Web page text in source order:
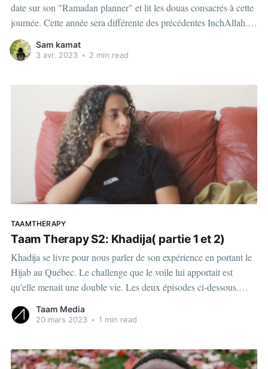
date sur son "Ramadan planner" et lit les douas consacrés à cette
journée. Cette année sera différente des précédentes InchAllah.
Cette année, elle espère que la lumière divine entrera dans son
coeur comme jamais auparavant.
Sam kamat
3 avr. 2023 • 2 min read
TAAMTHERAPY
Taam Therapy S2: Khadija( partie 1 et 2)
Khadija se livre pour nous parler de son expérience en portant le
Hijab au Québec. Le challenge que le voile lui apportait est
qu'elle menait une double vie. Les deux épisodes ci-dessous.
Media | Média
Taam Media
20 mars 2023 • 1 min read